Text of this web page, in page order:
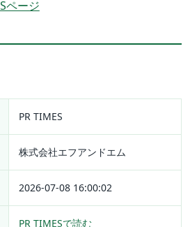
ページ
PR TIMES
株式会社エフアンドエム
2026-07-08 16:00:02
PR TIMESで読む